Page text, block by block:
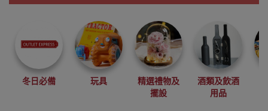
我們每月會固定
尋找最更新、最
潮、有特色而且
優惠的優質產
品，從用家的角
度為你帶來你的
最好選擇。
冬日必備 玩具
精選禮物及
擺設
酒類及飲酒
用品